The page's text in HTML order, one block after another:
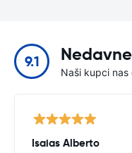
9.1
Naši kupci nas
Isaias Alberto